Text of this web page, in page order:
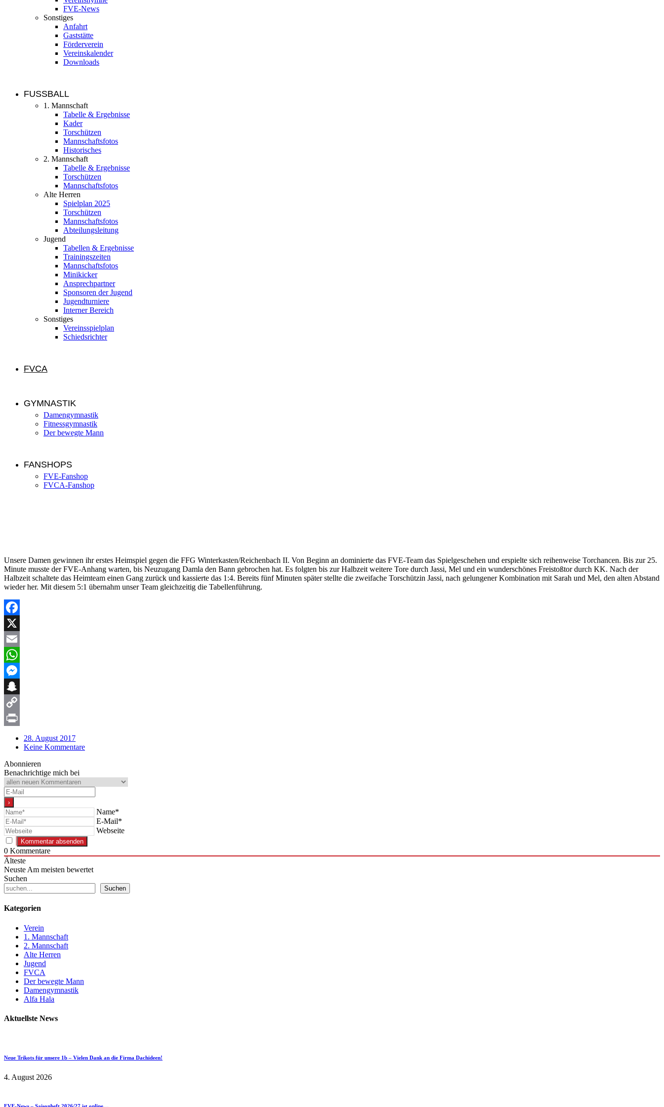
FVE-News
Sonstiges
Anfahrt
Gaststätte
Förderverein
Vereinskalender
Downloads
FUSSBALL
1. Mannschaft
Tabelle & Ergebnisse
Kader
Torschützen
Mannschaftsfotos
Historisches
2. Mannschaft
Tabelle & Ergebnisse
Torschützen
Mannschaftsfotos
Alte Herren
Spielplan 2025
Torschützen
Mannschaftsfotos
Abteilungsleitung
Jugend
Tabellen & Ergebnisse
Trainingszeiten
Mannschaftsfotos
Minikicker
Ansprechpartner
Sponsoren der Jugend
Jugendturniere
Interner Bereich
Sonstiges
Vereinsspielplan
Schiedsrichter
FVCA
GYMNASTIK
Damengymnastik
Fitnessgymnastik
Der bewegte Mann
FANSHOPS
FVE-Fanshop
FVCA-Fanshop
Unsere Damen gewinnen ihr erstes Heimspiel gegen die FFG Winterkasten/Reichenbach II. Von Beginn an dominierte das FVE-Team das Spielgeschehen und erspielte sich reihenweise Torchancen. Bis zur 25.
Minute musste der FVE-Anhang warten, bis Neuzugang Damla den Bann gebrochen hat. Es folgten bis zur Halbzeit weitere Tore durch Jassi, Mel und ein wunderschönes Freistoßtor durch KK. Nach der
Halbzeit schaltete das Heimteam einen Gang zurück und kassierte das 1:4. Bereits fünf Minuten später stellte die zweifache Torschützin Jassi, nach gelungener Kombination mit Sarah und Mel, den alten Abstand
wieder her. Mit diesem 5:1 übernahm unser Team gleichzeitig die Tabellenführung.
Facebook
X
Email
WhatsApp
Messenger
Snapchat
Copy
28. August 2017
Keine Kommentare
Abonnieren
Benachrichtige mich bei
Name*
E-Mail*
Webseite
0 Kommentare
Älteste
Neuste Am meisten bewertet
Suchen
Suchen
Kategorien
Verein
1. Mannschaft
2. Mannschaft
Alte Herren
Jugend
FVCA
Der bewegte Mann
Damengymnastik
Alfa Hala
Aktuellste News
Neue Trikots für unsere 1b – Vielen Dank an die Firma Dachideen!
4. August 2026